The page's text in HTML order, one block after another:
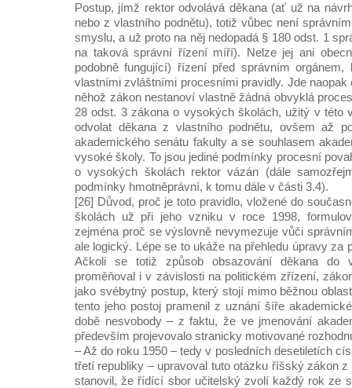
Postup, jímž rektor odvolává děkana (ať už na
nebo z vlastního podnětu), totiž vůbec není
smyslu, a už proto na něj nedopadá § 180 odst. 1
na taková správní řízení míří). Nelze jej ani
podobně fungující) řízení před správním
vlastními zvláštními procesními pravidly. Jde naopak
něhož zákon nestanoví vlastně žádná obvyklá
28 odst. 3 zákona o vysokých školách, užitý v této
odvolat děkana z vlastního podnětu, ovšem až
akademického senátu fakulty a se souhlasem
vysoké školy. To jsou jediné podmínky procesní
o vysokých školách rektor vázán (dále
podmínky hmotněprávní, k tomu dále v části 3.4).
[26] Důvod, proč je toto pravidlo, vložené do
školách už při jeho vzniku v roce 1998,
zejména proč se výslovně nevymezuje vůči
ale logický. Lépe se to ukáže na přehledu úpravy za
Ačkoli se totiž způsob obsazování děkana do
proměňoval i v závislosti na politickém zřízení,
jako svébytný postup, který stojí mimo běžnou
tento jeho postoj pramenil z uznání šíře
době nesvobody – z faktu, že ve jmenování
především projevovalo stranicky motivované
– Až do roku 1950 – tedy v posledních desetiletích
třetí republiky – upravoval tuto otázku říšský zákon
stanovil, že řídící sbor učitelský zvolí každý rok ze